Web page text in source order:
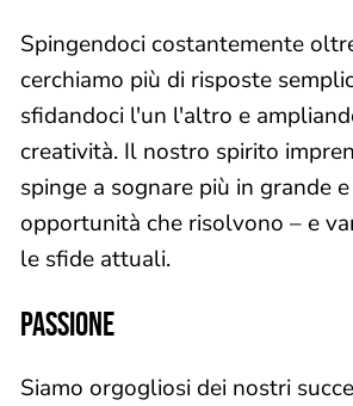
Spingendoci costantemente
cerchiamo più di risposte
sfidandoci l'un l'altro e
creatività. Il nostro spirito
spinge a sognare più in grande
opportunità che risolvono – e
le sfide attuali.
PASSIONE
Siamo orgogliosi dei nostri